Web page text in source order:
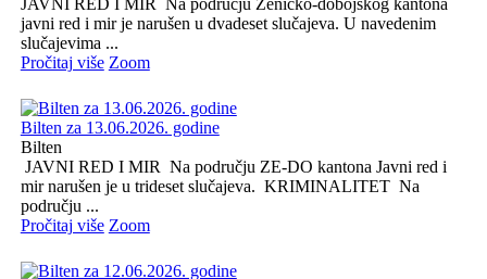
javni red i mir je narušen u dvadeset slučajeva. U navedenim
slučajevima ...
Pročitaj više Zoom
Bilten za 13.06.2026. godine
Bilten
JAVNI RED I MIR Na području ZE-DO kantona Javni red i
mir narušen je u trideset slučajeva. KRIMINALITET Na
području ...
Pročitaj više Zoom